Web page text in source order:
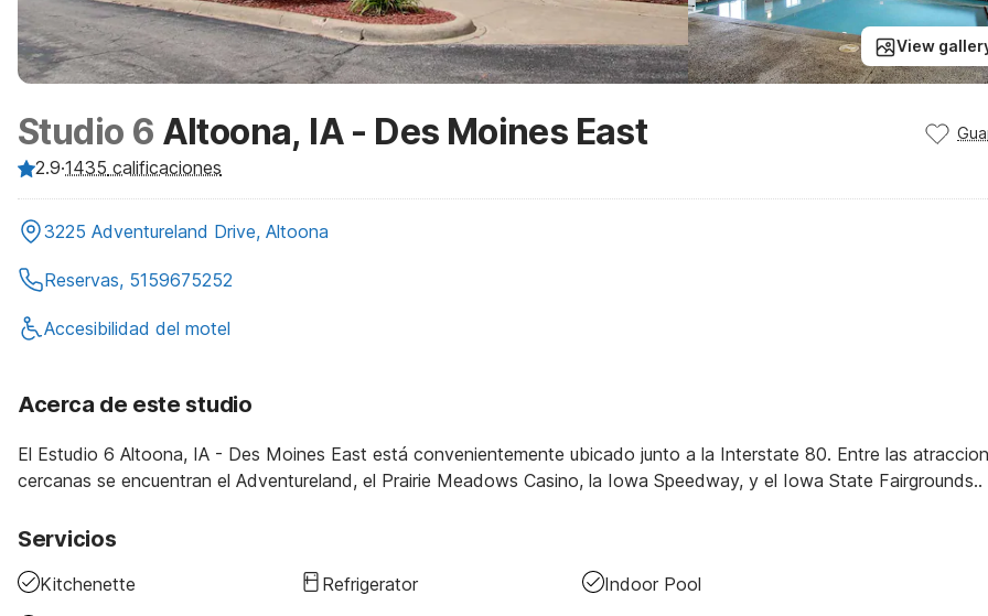
View
Studio 6 Altoona, IA - Des Moines East
2.9·1435 calificaciones
3225 Adventureland Drive, Altoona
Reservas, 5159675252
Accesibilidad del motel
Acerca de este studio
El Estudio 6 Altoona, IA - Des Moines East está convenientemente ubicado junto a la Interstate 80. Entre las
cercanas se encuentran el Adventureland, el Prairie Meadows Casino, la Iowa Speedway, y el Iowa State Fairgrounds..
Servicios
Kitchenette Refrigerator
Indoor Pool